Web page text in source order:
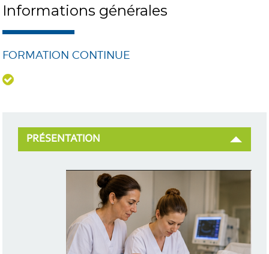
Informations générales
FORMATION CONTINUE
PRÉSENTATION